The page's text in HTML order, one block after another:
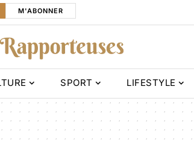
M'ABONNER
SPORT LIFESTYLE